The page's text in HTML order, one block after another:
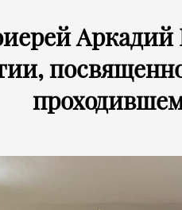
Аркадий